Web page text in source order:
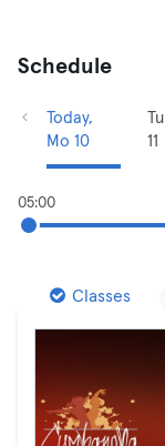
Schedule
Today,
Mo 10
Tu
11
05:00
Classes